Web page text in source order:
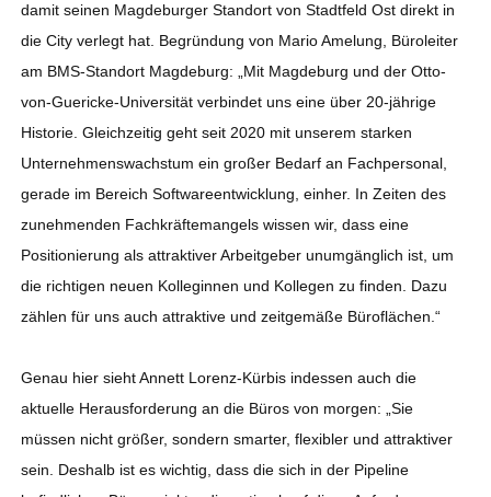
damit seinen Magdeburger Standort von Stadtfeld Ost direkt in
die City verlegt hat. Begründung von Mario Amelung, Büroleiter
am BMS-Standort Magdeburg: „Mit Magdeburg und der Otto-
von-Guericke-Universität verbindet uns eine über 20-jährige
Historie. Gleichzeitig geht seit 2020 mit unserem starken
Unternehmenswachstum ein großer Bedarf an Fachpersonal,
gerade im Bereich Softwareentwicklung, einher. In Zeiten des
zunehmenden Fachkräftemangels wissen wir, dass eine
Positionierung als attraktiver Arbeitgeber unumgänglich ist, um
die richtigen neuen Kolleginnen und Kollegen zu finden. Dazu
zählen für uns auch attraktive und zeitgemäße Büroflächen.“
Genau hier sieht Annett Lorenz-Kürbis indessen auch die
aktuelle Herausforderung an die Büros von morgen: „Sie
müssen nicht größer, sondern smarter, flexibler und attraktiver
sein. Deshalb ist es wichtig, dass die sich in der Pipeline